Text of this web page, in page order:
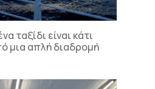
ταξίδι είναι κάτι
μια απλή διαδρομή